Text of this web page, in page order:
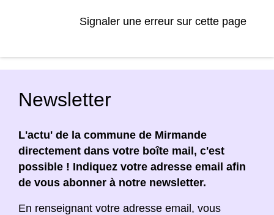
Signaler une erreur sur cette page
Newsletter
L'actu' de la commune de Mirmande
directement dans votre boîte mail, c'est
possible ! Indiquez votre adresse email afin
de vous abonner à notre newsletter.
En renseignant votre adresse email, vous